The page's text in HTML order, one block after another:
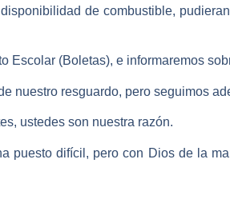
de combustible,
Escolar (Boletas), e informaremos
nuestro resguardo, pero seguimos
ustedes son nuestra razón.
difícil, pero con Dios de la